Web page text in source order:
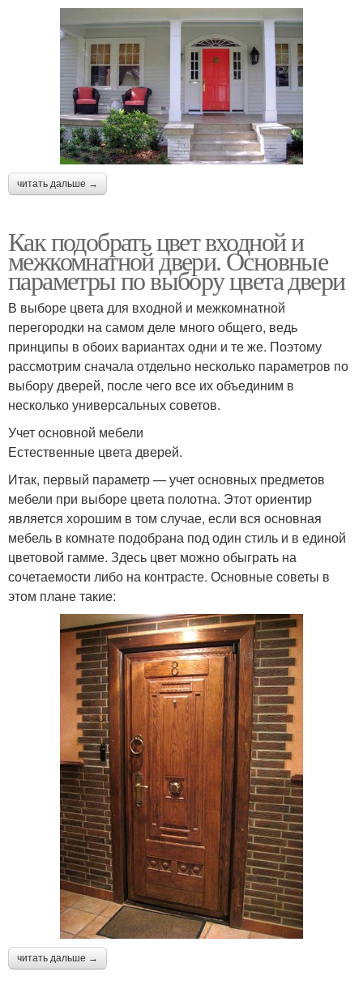
читать дальше →
Как подобрать цвет входной и
межкомнатной двери. Основные
параметры по выбору цвета двери
В выборе цвета для входной и межкомнатной
перегородки на самом деле много общего, ведь
принципы в обоих вариантах одни и те же. Поэтому
рассмотрим сначала отдельно несколько параметров по
выбору дверей, после чего все их объединим в
несколько универсальных советов.
Учет основной мебели
Естественные цвета дверей.
Итак, первый параметр — учет основных предметов
мебели при выборе цвета полотна. Этот ориентир
является хорошим в том случае, если вся основная
мебель в комнате подобрана под один стиль и в единой
цветовой гамме. Здесь цвет можно обыграть на
сочетаемости либо на контрасте. Основные советы в
этом плане такие:
читать дальше →